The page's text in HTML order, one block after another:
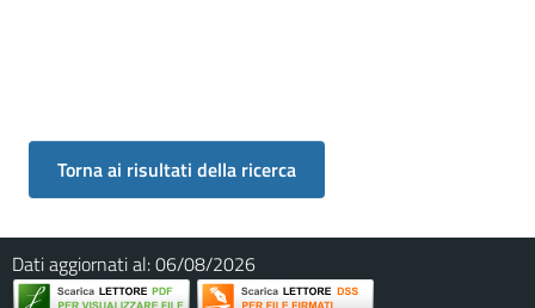
Dati aggiornati al:06/08/2026